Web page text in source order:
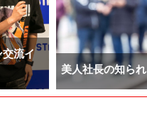
交流イ
美人社長の知ら